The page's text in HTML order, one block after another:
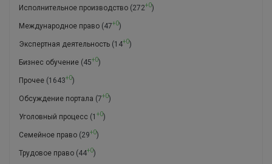
Исполнительное производство (272+0)
Международное право (47+0)
Экспертная деятельность (14+0)
Бизнес обучение (45+0)
Прочее (1643+0)
Обсуждение портала (7+0)
Уголовный процесс (1 +0)
Семейное право (29+0)
Трудовое право (44+0)